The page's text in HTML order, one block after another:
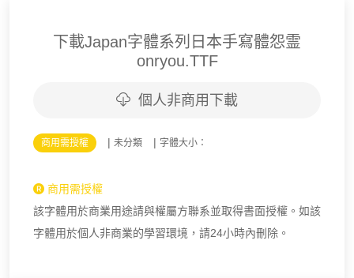
下載Japan字體系列日本手寫體怨霊
onryou.TTF
個人非商用下載
商用需授權 | 未分類 | 字體大小：
商用需授權
該字體用於商業用途請與權屬方聯系並取得書面授權。如該
字體用於個人非商業的學習環境，請24小時內刪除。